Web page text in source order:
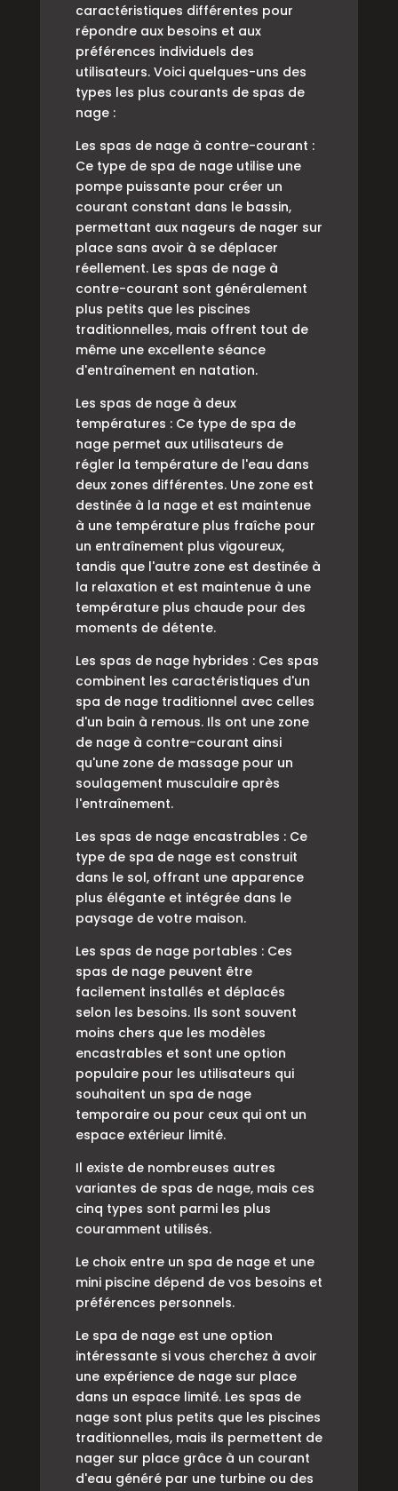
caractéristiques différentes pour
répondre aux besoins et aux
préférences individuels des
utilisateurs. Voici quelques-uns des
types les plus courants de spas de
nage :
Les spas de nage à contre-courant :
Ce type de spa de nage utilise une
pompe puissante pour créer un
courant constant dans le bassin,
permettant aux nageurs de nager sur
place sans avoir à se déplacer
réellement. Les spas de nage à
contre-courant sont généralement
plus petits que les piscines
traditionnelles, mais offrent tout de
même une excellente séance
d'entraînement en natation.
Les spas de nage à deux
températures : Ce type de spa de
nage permet aux utilisateurs de
régler la température de l'eau dans
deux zones différentes. Une zone est
destinée à la nage et est maintenue
à une température plus fraîche pour
un entraînement plus vigoureux,
tandis que l'autre zone est destinée à
la relaxation et est maintenue à une
température plus chaude pour des
moments de détente.
Les spas de nage hybrides : Ces spas
combinent les caractéristiques d'un
spa de nage traditionnel avec celles
d'un bain à remous. Ils ont une zone
de nage à contre-courant ainsi
qu'une zone de massage pour un
soulagement musculaire après
l'entraînement.
Les spas de nage encastrables : Ce
type de spa de nage est construit
dans le sol, offrant une apparence
plus élégante et intégrée dans le
paysage de votre maison.
Les spas de nage portables : Ces
spas de nage peuvent être
facilement installés et déplacés
selon les besoins. Ils sont souvent
moins chers que les modèles
encastrables et sont une option
populaire pour les utilisateurs qui
souhaitent un spa de nage
temporaire ou pour ceux qui ont un
espace extérieur limité.
Il existe de nombreuses autres
variantes de spas de nage, mais ces
cinq types sont parmi les plus
couramment utilisés.
Le choix entre un spa de nage et une
mini piscine dépend de vos besoins et
préférences personnels.
Le spa de nage est une option
intéressante si vous cherchez à avoir
une expérience de nage sur place
dans un espace limité. Les spas de
nage sont plus petits que les piscines
traditionnelles, mais ils permettent de
nager sur place grâce à un courant
d'eau généré par une turbine ou des